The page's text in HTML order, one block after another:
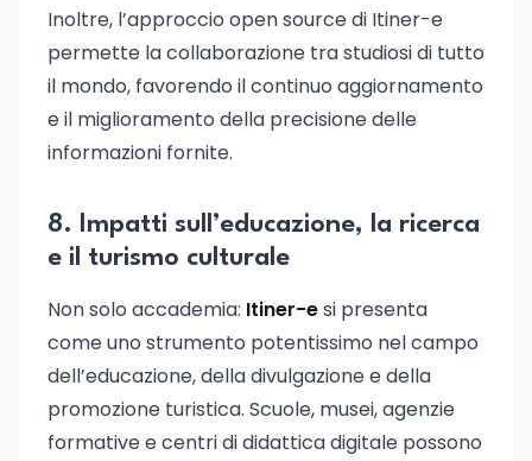
Inoltre, l’approccio open source di Itiner-e
permette la collaborazione tra studiosi di tutto
il mondo, favorendo il continuo aggiornamento
e il miglioramento della precisione delle
informazioni fornite.
8. Impatti sull’educazione, la ricerca
e il turismo culturale
Non solo accademia: Itiner-esi presenta
come uno strumento potentissimo nel campo
dell’educazione, della divulgazione e della
promozione turistica. Scuole, musei, agenzie
formative e centri di didattica digitale possono